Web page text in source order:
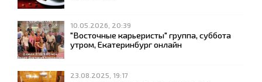
10.05.2026, 20:39
"Восточные карьеристы" группа, суббота
утром, Екатеринбург онлайн
23.08.2025, 19:17